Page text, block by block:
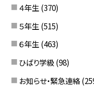
４年生 (370)
５年生 (515)
６年生 (463)
ひばり学級 (98)
お知らせ・緊急連絡